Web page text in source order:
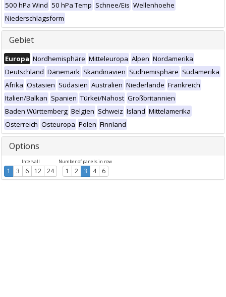
500 hPa Wind 50 hPa Temp Schnee/Eis Wellenhoehe
Niederschlagsform
Gebiet
Europa Nordhemisphäre Mitteleuropa Alpen Nordamerika
Deutschland Dänemark Skandinavien Südhemisphäre Südamerika
Afrika Ostasien Südasien Australien Niederlande Frankreich
Italien/Balkan Spanien Türkei/Nahost Großbritannien
Baden Württemberg Belgien Schweiz Island Mittelamerika
Österreich Osteuropa Polen Finnland
Options
Intervall
1 3 6 12 24
Number of panels in row
1 2 3 4 6